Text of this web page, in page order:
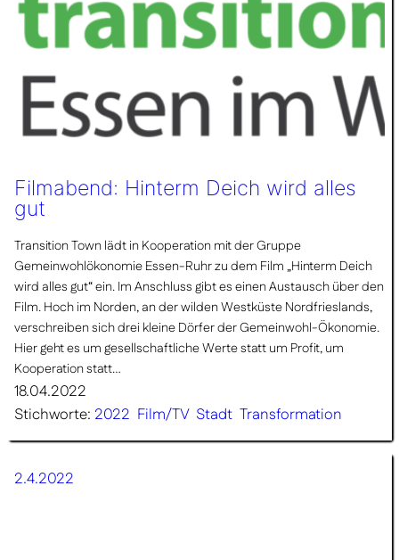
Filmabend: Hinterm Deich wird alles
gut
Transition Town lädt in Kooperation mit der Gruppe
Gemeinwohlökonomie Essen-Ruhr zu dem Film „Hinterm Deich
wird alles gut“ ein. Im Anschluss gibt es einen Austausch über den
Film. Hoch im Norden, an der wilden Westküste Nordfrieslands,
verschreiben sich drei kleine Dörfer der Gemeinwohl-Ökonomie.
Hier geht es um gesellschaftliche Werte statt um Profit, um
Kooperation statt…
18.04.2022
Stichworte: 2022 Film/TV Stadt Transformation
2.4.2022